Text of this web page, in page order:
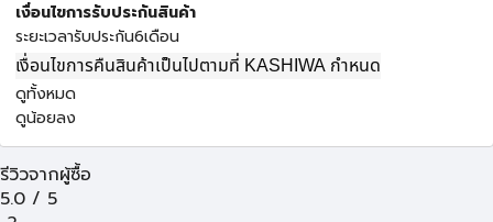
เงื่อนไขการรับประกันสินค้า
ระยะเวลารับประกัน6เดือน
เงื่อนไขการคืนสินค้าเป็นไปตามที่ KASHIWA กำหนด
ดูทั้งหมด
ดูน้อยลง
รีวิวจากผู้ซื้อ
5.0 / 5